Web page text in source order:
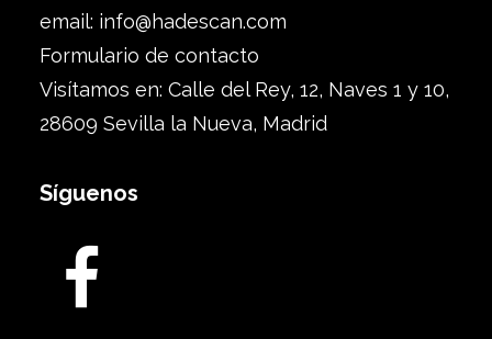
email: info@hadescan.com
Formulario de contacto
Visítamos en: Calle del Rey, 12, Naves 1 y 10,
28609 Sevilla la Nueva, Madrid
Síguenos